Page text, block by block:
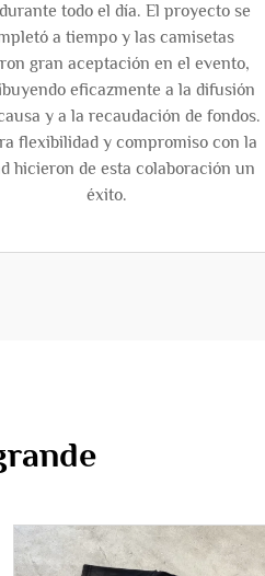
todo el día. El proyecto se
a tiempo y las camisetas
gran aceptación en el evento,
eficazmente a la difusión
y a la recaudación de fondos.
flexibilidad y compromiso con la
hicieron de esta colaboración un
éxito.